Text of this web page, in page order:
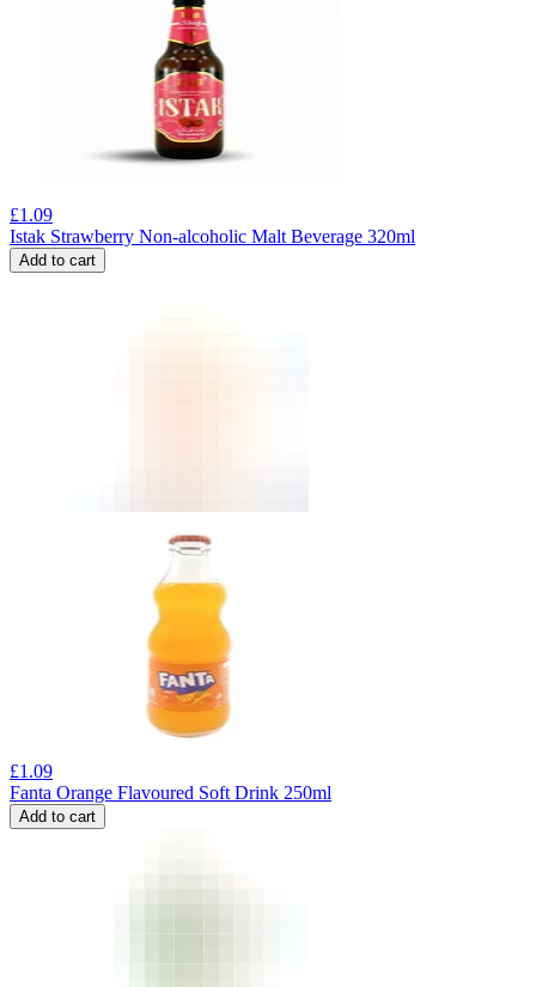
£1.09
Istak Strawberry Non-alcoholic Malt Beverage 320ml
Add to cart
£1.09
Fanta Orange Flavoured Soft Drink 250ml
Add to cart